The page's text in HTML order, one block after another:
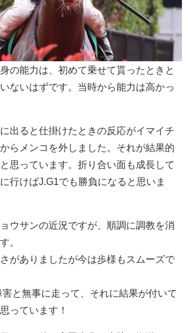
の能力は、初めて乗せて貰ったときと
ないはずです。当時から能力は高かっ
出ると仕掛けたときの反応がイマイチ
らメンコを外しました。それが結果的
思っています。折り合い面も成長して
行けばJ.G1でも勝負になると思いま
ウサンの近況ですが、順調に調教を消
。
がありましたが今は歩様もスムーズで
と無事に走って、それに結果が付いて
っています！